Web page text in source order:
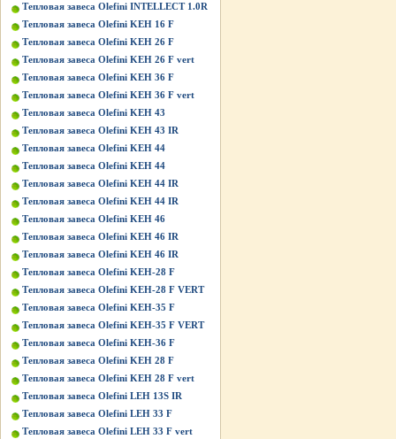
Тепловая завеса Olefini INTELLECT 1.0R
Тепловая завеса Olefini KEH 16 F
Тепловая завеса Olefini KEH 26 F
Тепловая завеса Olefini KEH 26 F vert
Тепловая завеса Olefini KEH 36 F
Тепловая завеса Olefini KEH 36 F vert
Тепловая завеса Olefini KEH 43
Тепловая завеса Olefini KEH 43 IR
Тепловая завеса Olefini KEH 44
Тепловая завеса Olefini KEH 44
Тепловая завеса Olefini KEH 44 IR
Тепловая завеса Olefini KEH 44 IR
Тепловая завеса Olefini KEH 46
Тепловая завеса Olefini KEH 46 IR
Тепловая завеса Olefini KEH 46 IR
Тепловая завеса Olefini KEH-28 F
Тепловая завеса Olefini KEH-28 F VERT
Тепловая завеса Olefini KEH-35 F
Тепловая завеса Olefini KEH-35 F VERT
Тепловая завеса Olefini KEH-36 F
Тепловая завеса Olefini KЕН 28 F
Тепловая завеса Olefini KЕН 28 F vert
Тепловая завеса Olefini LEH 13S IR
Тепловая завеса Olefini LEH 33 F
Тепловая завеса Olefini LEH 33 F vert